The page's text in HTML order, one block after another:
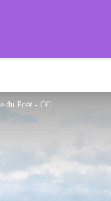
Village du Poët - CCSB